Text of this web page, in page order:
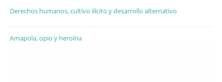
Derechos humanos, cultivo ilícito y desarrollo alternativo
Amapola, opio y heroína